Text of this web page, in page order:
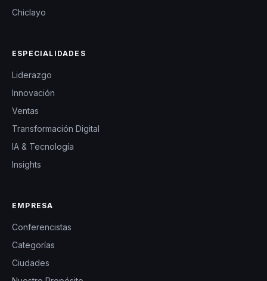
Chiclayo
ESPECIALIDADES
Liderazgo
Innovación
Ventas
Transformación Digital
IA & Tecnología
Insights
EMPRESA
Conferencistas
Categorías
Ciudades